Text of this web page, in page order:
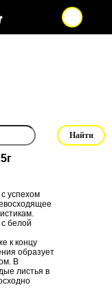
успехом
белой
к концу
образует
В
листья в